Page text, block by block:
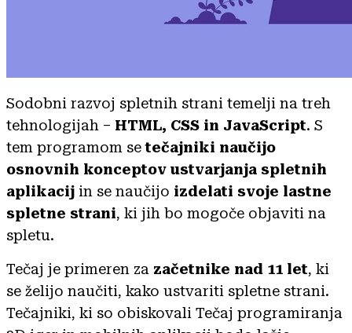
Sodobni razvoj spletnih strani temelji na treh
tehnologijah – HTML, CSS in JavaScript. S
tem programom setečajniki naučijo
osnovnih konceptov ustvarjanja spletnih
aplikacij in se naučijo izdelati svoje lastne
spletne strani, ki jih bo mogoče objaviti na
spletu.
Tečaj je primeren za začetnike nad 11 let, ki
se želijo naučiti, kako ustvariti spletne strani.
Tečajniki, ki so obiskovali Tečaj programiranja